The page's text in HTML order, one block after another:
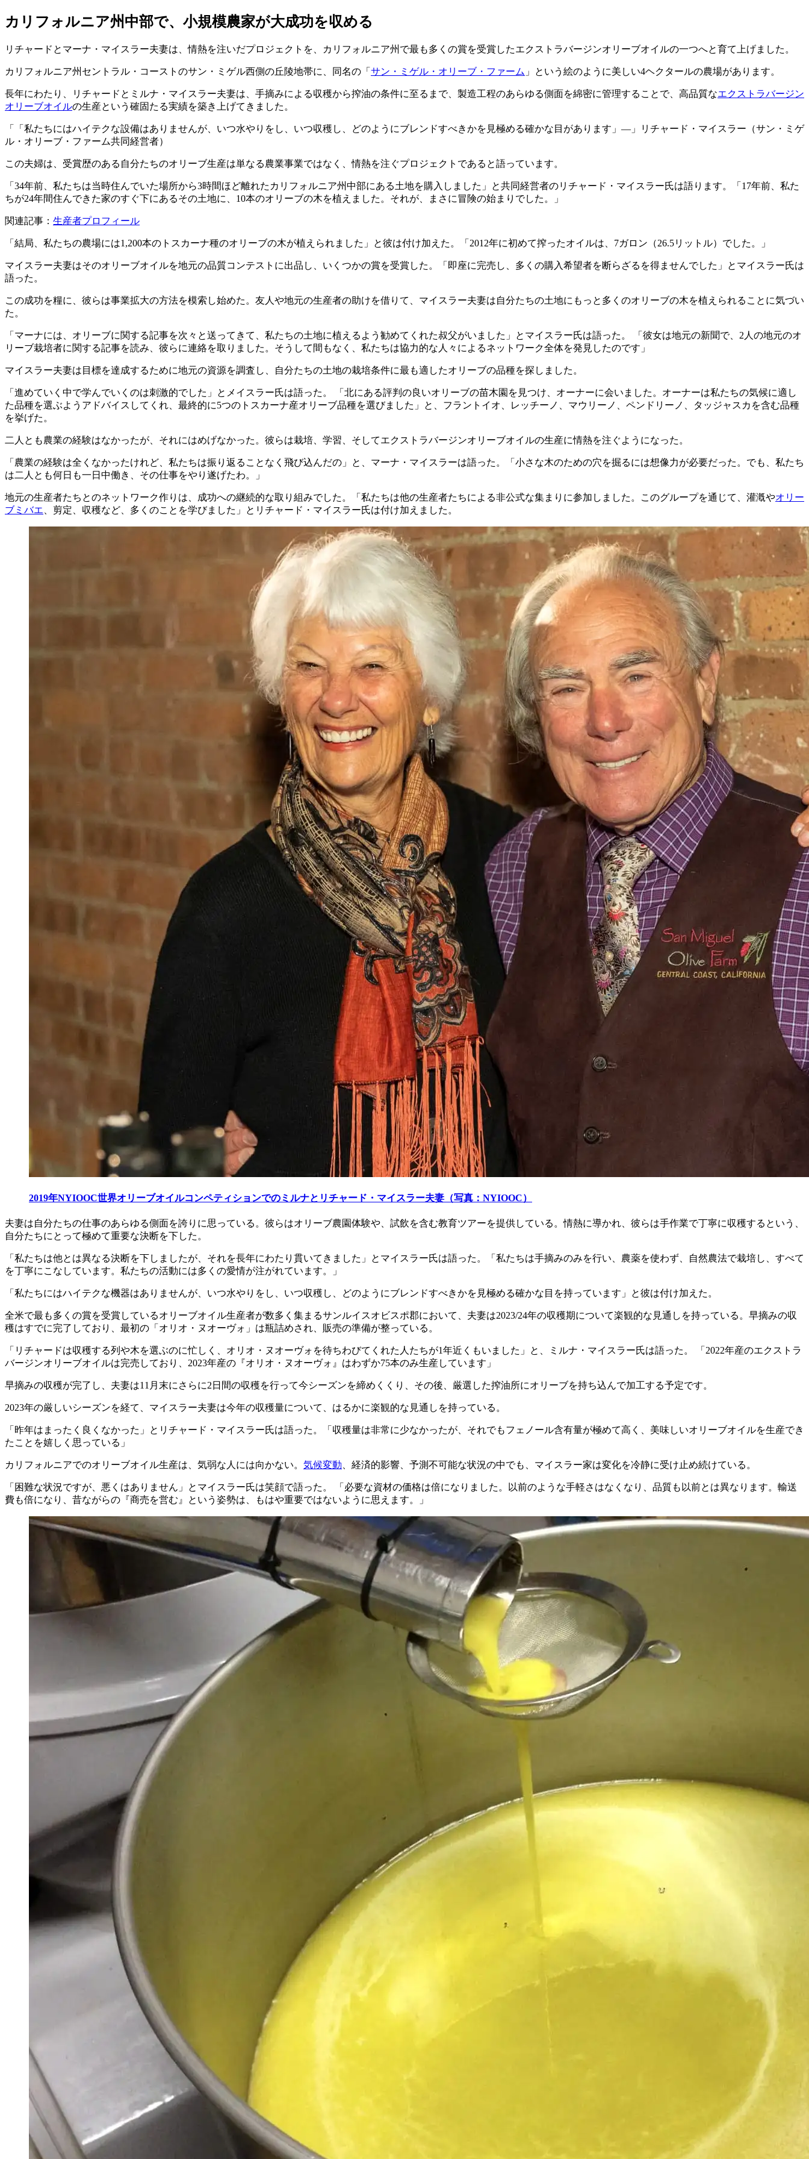
カリフォルニア州中部で、小規模農家が大成功を収める
リチャードとマーナ・マイスラー夫妻は、情熱を注いだプロジェクトを、カリフォルニア州で最も多くの賞を受賞したエクストラバージンオリーブオイルの一つへと育て上げました。
カリフォルニア州セントラル・コーストのサン・ミゲル西側の丘陵地帯に、同名の「 サン・ミゲル・オリーブ・ファーム 」という絵のように美しい4ヘクタールの農場があります。
長年にわたり、リチャードとミルナ・マイスラー夫妻は、手摘みによる収穫から搾油の条件に至るまで、製造工程のあらゆる側面を綿密に管理することで、高品質なエクストラバージン
オリーブオイルの生産という確固たる実績を築き上げてきました。
「私たちにはハイテクな設備はありませんが、いつ水やりをし、いつ収穫し、どのようにブレンドすべきかを見極める確かな目があります」―
リチャード・マイスラー（サン・ミゲ
ル・オリーブ・ファーム共同経営者）
この夫婦は、受賞歴のある自分たちのオリーブ生産は単なる農業事業ではなく、情熱を注ぐプロジェクトであると語っています。
「 34年前、私たちは当時住んでいた場所から3時間ほど離れたカリフォルニア州中部にある土地を購入しました」と共同経営者のリチャード・マイスラー氏は語ります。「17年前、私た
ちが24年間住んできた家のすぐ下にあるその土地に、10本のオリーブの木を植えました。それが、まさに冒険の始まりでした。」
関連記事： 生産者プロフィール
「 結局、私たちの農場には1,200本のトスカーナ種のオリーブの木が植えられました」と彼は付け加えた。「2012年に初めて搾ったオイルは、7ガロン（26.5リットル）でした。」
マイスラー夫妻はそのオリーブオイルを地元の品質コンテストに出品し、いくつかの賞を受賞した。「即座に完売し、多くの購入希望者を断らざるを得ませんでした」とマイスラー氏は
語った。
この成功を糧に、彼らは事業拡大の方法を模索し始めた。友人や地元の生産者の助けを借りて、マイスラー夫妻は自分たちの土地にもっと多くのオリーブの木を植えられることに気づい
た。
「マーナには、オリーブに関する記事を次々と送ってきて、私たちの土地に植えるよう勧めてくれた叔父がいました」とマイスラー氏は語った。
「彼女は地元の新聞で、2人の地元のオ
リーブ栽培者に関する記事を読み、彼らに連絡を取りました。そうして間もなく、私たちは協力的な人々によるネットワーク全体を発見したのです」
マイスラー夫妻は目標を達成するために地元の資源を調査し、自分たちの土地の栽培条件に最も適したオリーブの品種を探しました。
「進めていく中で学んでいくのは刺激的でした」とメイスラー氏は語った。
「北にある評判の良いオリーブの苗木園を見つけ、オーナーに会いました。オーナーは私たちの気候に適し
た品種を選ぶようアドバイスしてくれ、最終的に5つのトスカーナ産オリーブ品種を選びました」と、フラントイオ、レッチーノ、マウリーノ、ペンドリーノ、タッジャスカを含む品種
を挙げた。
二人とも農業の経験はなかったが、それにはめげなかった。彼らは栽培、学習、そしてエクストラバージンオリーブオイルの生産に情熱を注ぐようになった。
「 農業の経験は全くなかったけれど、私たちは振り返ることなく飛び込んだの」と、マーナ・マイスラーは語った。「小さな木のための穴を掘るには想像力が必要だった。でも、私たち
は二人とも何日も一日中働き、その仕事をやり遂げたわ。」
地元の生産者たちとのネットワーク作りは、成功への継続的な取り組みでした。「私たちは他の生産者たちによる非公式な集まりに参加しました。このグループを通じて、灌漑やオリー
ブミバエ 、剪定、収穫など、多くのことを学びました」とリチャード・マイスラー氏は付け加えました。
2019年NYIOOC世界オリーブオイルコンペティションでのミルナとリチャード・マイスラー夫妻（写真：NYIOOC）
夫妻は自分たちの仕事のあらゆる側面を誇りに思っている。彼らはオリーブ農園体験や、試飲を含む教育ツアーを提供している。情熱に導かれ、彼らは手作業で丁寧に収穫するという、
自分たちにとって極めて重要な決断を下した。
「 私たちは他とは異なる決断を下しましたが、それを長年にわたり貫いてきました」とマイスラー氏は語った。「私たちは手摘みのみを行い、農薬を使わず、自然農法で栽培し、すべて
を丁寧にこなしています。私たちの活動には多くの愛情が注がれています。」
「私たちにはハイテクな機器はありませんが、いつ水やりをし、いつ収穫し、どのようにブレンドすべきかを見極める確かな目を持っています」と彼は付け加えた。
全米で最も多くの賞を受賞しているオリーブオイル生産者が数多く集まるサンルイスオビスポ郡において、夫妻は2023/24年の収穫期について楽観的な見通しを持っている。早摘みの収
穫はすでに完了しており、最初の「オリオ・ヌオーヴォ」は瓶詰めされ、販売の準備が整っている。
「リチャードは収穫する列や木を選ぶのに忙しく、オリオ・ヌオーヴォを待ちわびてくれた人たちが1年近くもいました」と、ミルナ・マイスラー氏は語った。
「2022年産のエクストラ
バージンオリーブオイルは完売しており、2023年産の『オリオ・ヌオーヴォ』はわずか75本のみ生産しています」
早摘みの収穫が完了し、夫妻は11月末にさらに2日間の収穫を行って今シーズンを締めくくり、その後、厳選した搾油所にオリーブを持ち込んで加工する予定です。
2023年の厳しいシーズンを経て、マイスラー夫妻は今年の収穫量について、はるかに楽観的な見通しを持っている。
「 昨年はまったく良くなかった」とリチャード・マイスラー氏は語った。「収穫量は非常に少なかったが、それでもフェノール含有量が極めて高く、美味しいオリーブオイルを生産でき
たことを嬉しく思っている」
カリフォルニアでのオリーブオイル生産は、気弱な人には向かない。 気候変動 、経済的影響、予測不可能な状況の中でも、マイスラー家は変化を冷静に受け止め続けている。
「困難な状況ですが、悪くはありません」とマイスラー氏は笑顔で語った。
「必要な資材の価格は倍になりました。以前のような手軽さはなくなり、品質も以前とは異なります。輸送
費も倍になり、昔ながらの『商売を営む』という姿勢は、もはや重要ではないように思えます。」